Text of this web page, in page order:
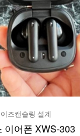
즈캔슬링 설계
이어폰 XWS-303